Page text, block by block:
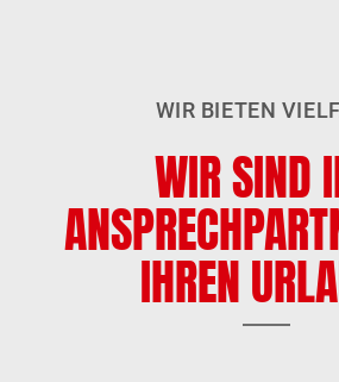
WIR BIETEN
WIR SIND
IHREN